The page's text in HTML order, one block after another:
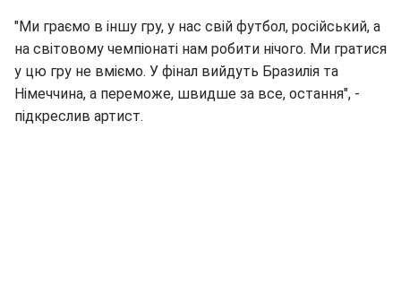
"Ми граємо в іншу гру, у нас свій футбол, російський, а
на світовому чемпіонаті нам робити нічого. Ми гратися
у цю гру не вміємо. У фінал вийдуть Бразилія та
Німеччина, а переможе, швидше за все, остання", -
підкреслив артист.